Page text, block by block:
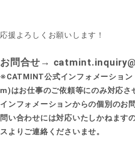
応援よろしくお願いします！
お問合せ→
※CATMINT公式インフォメーショ
m)はお仕事のご依頼等にのみ対応さ
インフォメーションからの個別のお
問い合わせには対応いたしかねます
スよりご連絡くださいませ。